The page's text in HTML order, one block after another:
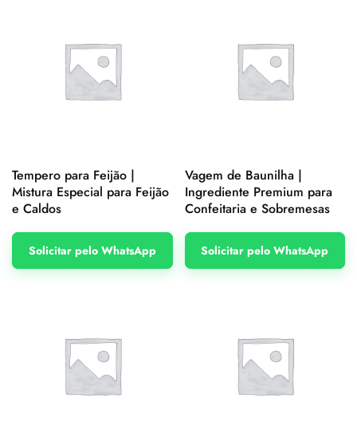
Tempero para Feijão |
Mistura Especial para Feijão
e Caldos
Solicitar pelo WhatsApp
Vagem de Baunilha |
Ingrediente Premium para
Confeitaria e Sobremesas
Solicitar pelo WhatsApp